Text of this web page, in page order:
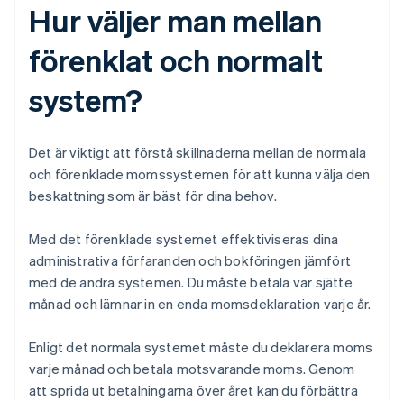
Hur väljer man mellan
förenklat och normalt
system?
Det är viktigt att förstå skillnaderna mellan de normala
och förenklade momssystemen för att kunna välja den
beskattning som är bäst för dina behov.
Med det förenklade systemet effektiviseras dina
administrativa förfaranden och bokföringen jämfört
med de andra systemen. Du måste betala var sjätte
månad och lämnar in en enda momsdeklaration varje år.
Enligt det normala systemet måste du deklarera moms
varje månad och betala motsvarande moms. Genom
att sprida ut betalningarna över året kan du förbättra